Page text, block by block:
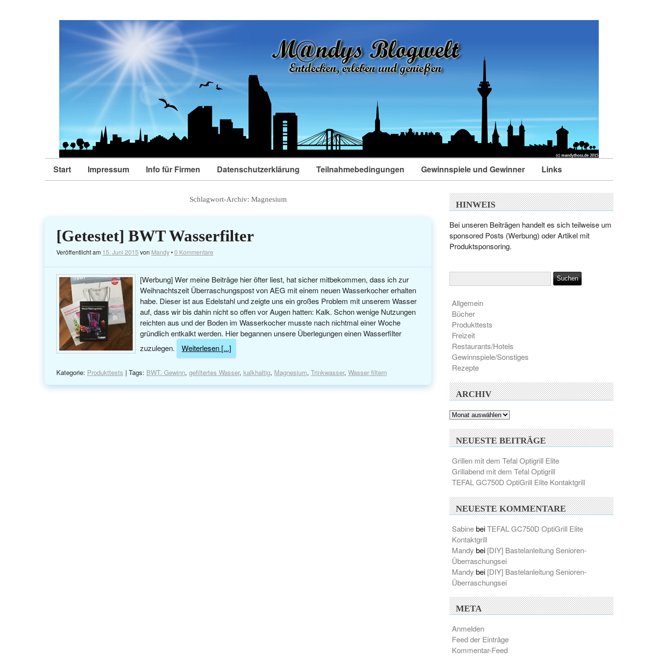
Start Impressum Info für Firmen Datenschutzerklärung Teilnahmebedingungen Gewinnspiele und Gewinner Links
Schlagwort-Archiv: Magnesium
[Getestet] BWT Wasserfilter
Veröffentlicht am 15. Juni 2015 von Mandy•0 Kommentare
[Werbung] Wer meine Beiträge hier öfter liest, hat sicher mitbekommen, dass ich zur
Weihnachtszeit Überraschungspost von AEG mit einem neuen Wasserkocher erhalten
habe. Dieser ist aus Edelstahl und zeigte uns ein großes Problem mit unserem Wasser
auf, dass wir bis dahin nicht so offen vor Augen hatten: Kalk. Schon wenige Nutzungen
reichten aus und der Boden im Wasserkocher musste nach nichtmal einer Woche
gründlich entkalkt werden. Hier begannen unsere Überlegungen einen Wasserfilter
zuzulegen.
Weiterlesen [...]
Kategorie: Produkttests | Tags: BWT. Gewinn, gefiltertes Wasser, kalkhaltig, Magnesium, Trinkwasser, Wasser filtern
HINWEIS
Bei unseren Beiträgen handelt es sich teilweise um
sponsored Posts (Werbung) oder Artikel mit
Produktsponsoring.
Allgemein
Bücher
Produkttests
Freizeit
Restaurants/Hotels
Gewinnspiele/Sonstiges
Rezepte
ARCHIV
Archiv
NEUESTE BEITRÄGE
Grillen mit dem Tefal Optigrill Elite
Grillabend mit dem Tefal Optigrill
TEFAL GC750D OptiGrill Elite Kontaktgrill
NEUESTE KOMMENTARE
SabinebeiTEFAL GC750D OptiGrill Elite
Kontaktgrill
Mandy bei [DIY] Bastelanleitung Senioren-
Überraschungsei
Mandy bei [DIY] Bastelanleitung Senioren-
Überraschungsei
META
Anmelden
Feed der Einträge
Kommentar-Feed